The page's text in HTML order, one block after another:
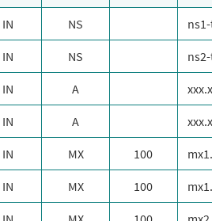
IN NS
IN NS
IN A
IN A
IN MX 100
IN MX 100